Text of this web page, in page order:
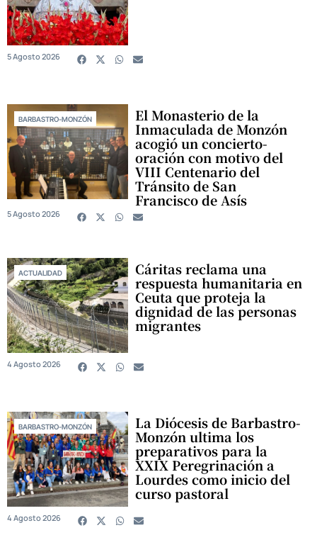
5 Agosto 2026
BARBASTRO-MONZÓN El Monasterio de la
Inmaculada de Monzón
acogió un concierto-
oración con motivo del
VIII Centenario del
Tránsito de San
Francisco de Asís
5 Agosto 2026
ACTUALIDAD Cáritas reclama una
respuesta humanitaria en
Ceuta que proteja la
dignidad de las personas
migrantes
4 Agosto 2026
BARBASTRO-MONZÓN La Diócesis de Barbastro-
Monzón ultima los
preparativos para la
XXIX Peregrinación a
Lourdes como inicio del
curso pastoral
4 Agosto 2026